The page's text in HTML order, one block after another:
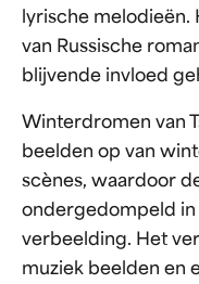
lyrische melodieën.
van Russische
blijvende invloed
Winterdromen van
beelden op van
scènes, waardoor
ondergedompeld in
verbeelding. Het
muziek beelden en